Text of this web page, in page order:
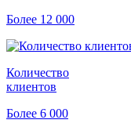
Более 12 000
Количество
клиентов
Более 6 000